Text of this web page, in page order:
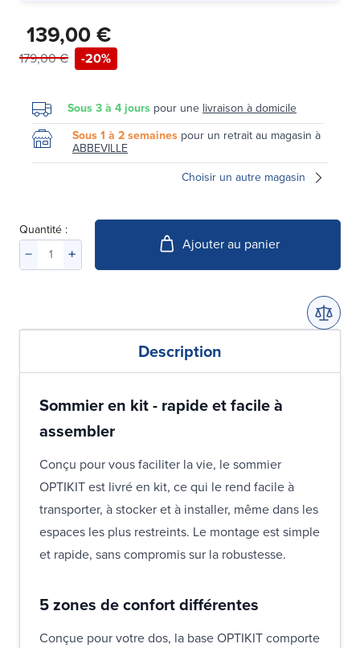
139,00 €
179,00 € -20%
Sous 3 à 4 jours pour une livraison à domicile
Sous 1 à 2 semaines pour un retrait au magasin à
ABBEVILLE
Choisir un autre magasin
Quantité :
Ajouter au panier
Description
Sommier en kit - rapide et facile à
assembler
Conçu pour vous faciliter la vie, le sommier
OPTIKIT est livré en kit, ce qui le rend facile à
transporter, à stocker et à installer, même dans les
espaces les plus restreints. Le montage est simple
et rapide, sans compromis sur la robustesse.
5 zones de confort différentes
Conçue pour votre dos, la base OPTIKIT comporte